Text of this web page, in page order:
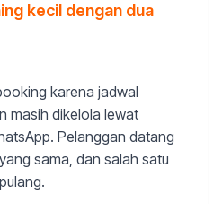
kecil dengan dua
karena jadwal
masih dikelola lewat
Pelanggan datang
sama, dan salah satu